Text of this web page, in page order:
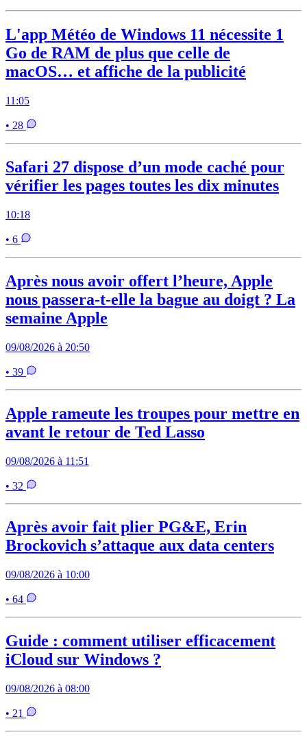
L'app Météo de Windows 11 nécessite 1
Go de RAM de plus que celle de
macOS… et affiche de la publicité
11:05
• 28
Safari 27 dispose d’un mode caché pour
vérifier les pages toutes les dix minutes
10:18
• 6
Après nous avoir offert l’heure, Apple
nous passera-t-elle la bague au doigt ? La
semaine Apple
09/08/2026 à 20:50
• 39
Apple rameute les troupes pour mettre en
avant le retour de Ted Lasso
09/08/2026 à 11:51
• 32
Après avoir fait plier PG&E, Erin
Brockovich s’attaque aux data centers
09/08/2026 à 10:00
• 64
Guide : comment utiliser efficacement
iCloud sur Windows ?
09/08/2026 à 08:00
• 21